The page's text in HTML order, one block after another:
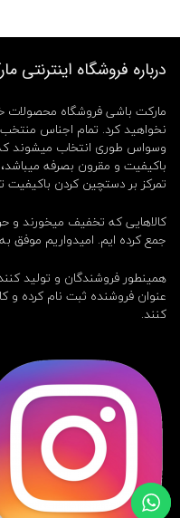
درباره فروشگاه اینترنتی
مارکت باشی فروشگاه محصولات
نخواهید کرد. تمام اجناس
وسواس طوری انتخاب میشوند که
باکیفیت و مقرون بصرفه
تمرکز بر دستچین کردن باکیفیت
کالاهایی که تخفیف میخورند و
جمع کرده ایم. امیدواریم
همینطور فروشندگان و تولید
عنوان فروشنده ثبت نام کرده و
کنند.